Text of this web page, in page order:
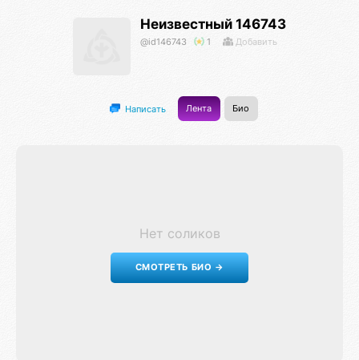
Неизвестный 146743
@id146743 1 Добавить
Написать Лента Био
Нет соликов
СМОТРЕТЬ БИО →